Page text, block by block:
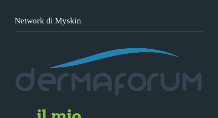
Network di Myskin